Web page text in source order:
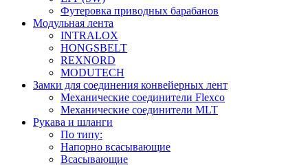
Футеровка приводных барабанов
Модульная лента
INTRALOX
HONGSBELT
REXNORD
MODUTECH
Замки для соединения конвейерных лент
Механические соединители Flexco
Механические соединители MLT
Рукава и шланги
По типу:
Напорно всасывающие
Всасывающие